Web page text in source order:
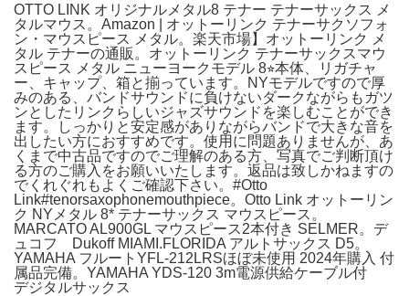
OTTO LINK オリジナルメタル8 テナー テナーサックス メ
タルマウス。Amazon | オットーリンク テナーサクソフォ
ン・マウスピース メタル。楽天市場】オットーリンク メ
タル テナーの通販。オットーリンク テナーサックスマウ
スピース メタル ニューヨークモデル 8⭐︎本体、リガチャ
ー、キャップ、箱と揃っています。NYモデルですので厚
みのある、バンドサウンドに負けないダークながらもガツ
ンとしたリンクらしいジャズサウンドを楽しむことができ
ます。しっかりと安定感がありながらバンドで大きな音を
出したい方におすすめです。使用に問題ありませんが、あ
くまで中古品ですのでご理解のある方、写真でご判断頂け
る方のご購入をお願いいたします。返品は致しかねますの
でくれぐれもよくご確認下さい。#Otto
Link#tenorsaxophonemouthpiece。Otto Link オットーリン
ク NYメタル 8* テナーサックス マウスピース。
MARCATO AL900GL マウスピース2本付き SELMER。デ
ュコフ Dukoff MIAMI.FLORIDA アルトサックス D5。
YAMAHA フルートYFL-212LRSほぼ未使用 2024年購入 付
属品完備。YAMAHA YDS-120 3m電源供給ケーブル付
デジタルサックス